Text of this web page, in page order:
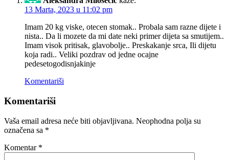
13 Marta, 2023 u 11:02 pm
Imam 20 kg viske, otecen stomak.. Probala sam razne dijete i
nista.. Da li mozete da mi date neki primer dijeta sa smutijem..
Imam visok pritisak, glavobolje.. Preskakanje srca, Ili dijetu
koja radi.. Veliki pozdrav od jedne ocajne
pedesetogodisnjakinje
Komentariši
Komentariši
Vaša email adresa neće biti objavljivana. Neophodna polja su
označena sa *
Komentar *